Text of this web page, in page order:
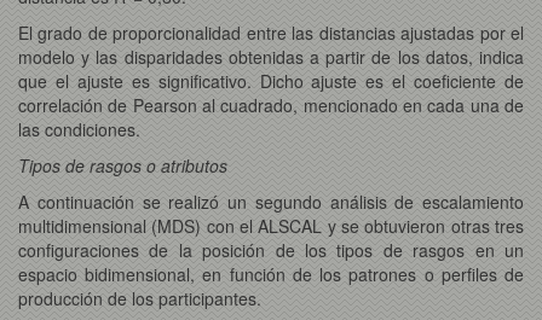
El grado de proporcionalidad entre las distancias ajustadas por el
modelo y las disparidades obtenidas a partir de los datos, indica
que el ajuste es significativo. Dicho ajuste es el coeficiente de
correlación de Pearson al cuadrado, mencionado en cada una de
las condiciones.
Tipos de rasgos o atributos
A continuación se realizó un segundo análisis de escalamiento
multidimensional (MDS) con el ALSCAL y se obtuvieron otras tres
configuraciones de la posición de los tipos de rasgos en un
espacio bidimensional, en función de los patrones o perfiles de
producción de los participantes.